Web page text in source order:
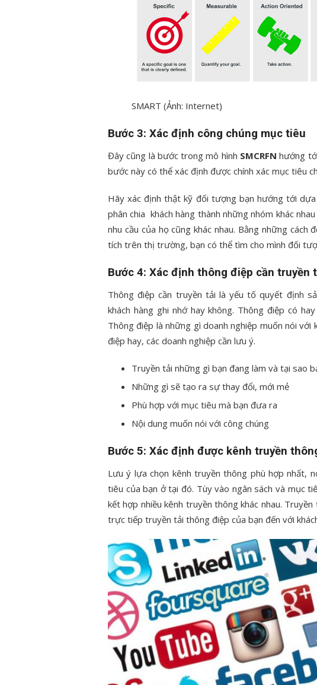
SMART (Ảnh: Internet)
Bước 3: Xác định công chúng mục tiêu
Đây cũng là bước trong mô hình SMCRFNhướng
bước này có thể xác định được chính xác mục tiêu
Hãy xác định thật kỹ đối tượng bạn hướng tới
phân chia khách hàng thành những nhóm khác
nhu cầu của họ cũng khác nhau. Bằng những
tích trên thị trường, bạn có thể tìm cho mình đối
Bước 4: Xác định thông điệp cần truyền
Thông điệp cần truyền tải là yếu tố quyết định
khách hàng ghi nhớ hay không. Thông điệp có
Thông điệp là những gì doanh nghiệp muốn nói
điệp hay, các doanh nghiệp cần lưu ý.
Truyền tải những gì bạn đang làm và tại sao
Những gì sẽ tạo ra sự thay đổi, mới mẻ
Phù hợp với mục tiêu mà bạn đưa ra
Nội dung muốn nói với công chúng
Bước 5: Xác định được kênh truyền
Lưu ý lựa chọn kênh truyền thông phù hợp nhất,
tiêu của bạn ở tại đó. Tùy vào ngân sách và mục
kết hợp nhiều kênh truyền thông khác nhau.
trực tiếp truyền tải thông điệp của bạn đến với